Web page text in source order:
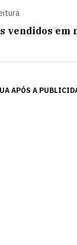
vendidos em
APÓS A